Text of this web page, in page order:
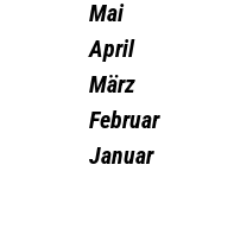
Mai
April
März
Februar
Januar